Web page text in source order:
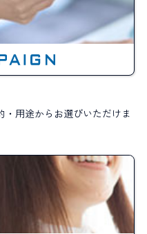
・用途からお選びいただけま